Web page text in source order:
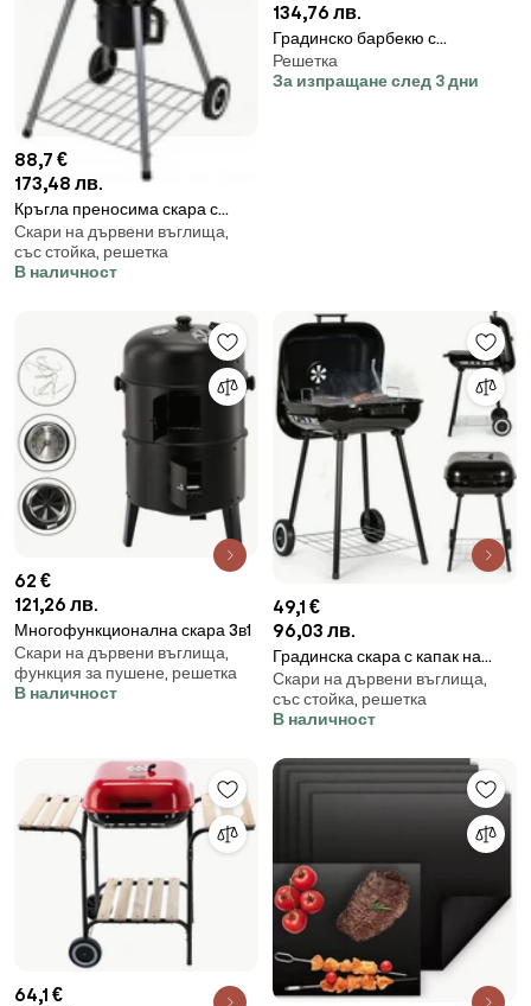
88,7 €
173,48 лв.
Кръгла преносима скара с
капак и пепелник
Скари на дървени въглища,
със стойка, решетка
В наличност
134,76 лв.
Градинско барбекю с
триножник – висяща решетка
от неръждаема стомана с
Решетка
За изпращане след 3 дни
62 €
121,26 лв.
Многофункционална скара 3в1
Скари на дървени въглища,
функция за пушене, решетка
В наличност
49,1 €
96,03 лв.
Градинска скара с капак на
панти
Скари на дървени въглища,
със стойка, решетка
В наличност
64,1 €